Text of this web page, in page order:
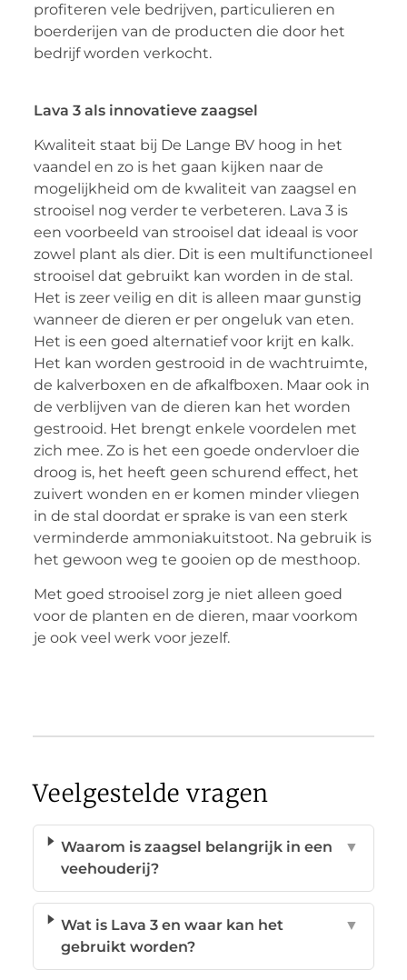
profiteren vele bedrijven, particulieren en
boerderijen van de producten die door het
bedrijf worden verkocht.
Lava 3 als innovatieve zaagsel
Kwaliteit staat bij De Lange BV hoog in het
vaandel en zo is het gaan kijken naar de
mogelijkheid om de kwaliteit van zaagsel en
strooisel nog verder te verbeteren. Lava 3 is
een voorbeeld van strooisel dat ideaal is voor
zowel plant als dier. Dit is een multifunctioneel
strooisel dat gebruikt kan worden in de stal.
Het is zeer veilig en dit is alleen maar gunstig
wanneer de dieren er per ongeluk van eten.
Het is een goed alternatief voor krijt en kalk.
Het kan worden gestrooid in de wachtruimte,
de kalverboxen en de afkalfboxen. Maar ook in
de verblijven van de dieren kan het worden
gestrooid. Het brengt enkele voordelen met
zich mee. Zo is het een goede ondervloer die
droog is, het heeft geen schurend effect, het
zuivert wonden en er komen minder vliegen
in de stal doordat er sprake is van een sterk
verminderde ammoniakuitstoot. Na gebruik is
het gewoon weg te gooien op de mesthoop.
Met goed strooisel zorg je niet alleen goed
voor de planten en de dieren, maar voorkom
je ook veel werk voor jezelf.
Veelgestelde vragen
Waarom is zaagsel belangrijk in een
veehouderij?
▼
Wat is Lava 3 en waar kan het
gebruikt worden?
▼